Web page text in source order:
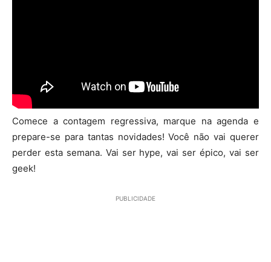
Comece a contagem regressiva, marque na agenda e
prepare-se para tantas novidades! Você não vai querer
perder esta semana. Vai ser hype, vai ser épico, vai ser
geek!
PUBLICIDADE